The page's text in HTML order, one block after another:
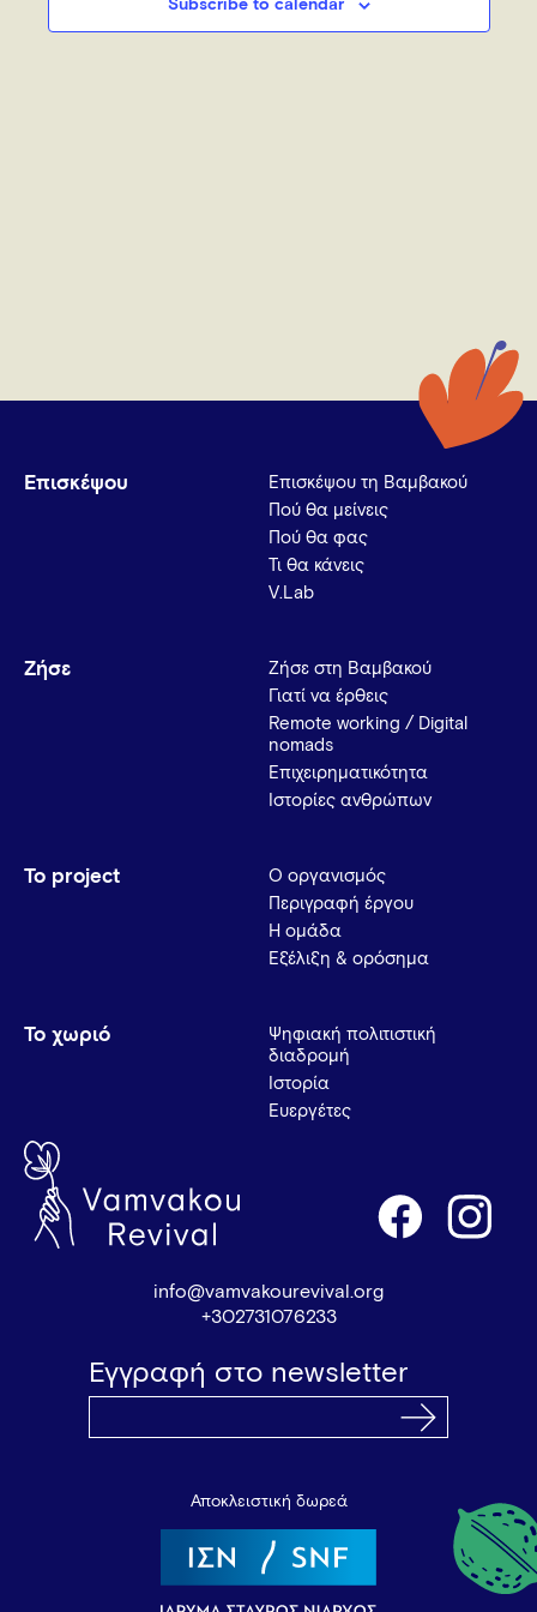
Subscribe to calendar
Επισκέψου
Επισκέψου τη Βαμβακού
Πού θα μείνεις
Πού θα φας
Τι θα κάνεις
V.Lab
Ζήσε
Ζήσε στη Βαμβακού
Γιατί να έρθεις
Remote working / Digital
nomads
Επιχειρηματικότητα
Ιστορίες ανθρώπων
Το project
Ο οργανισμός
Περιγραφή έργου
Η ομάδα
Εξέλιξη & ορόσημα
Το χωριό
Ψηφιακή πολιτιστική
διαδρομή
Ιστορία
Ευεργέτες
info@vamvakourevival.org
+302731076233
Εγγραφή στο newsletter
Αποκλειστική δωρεά